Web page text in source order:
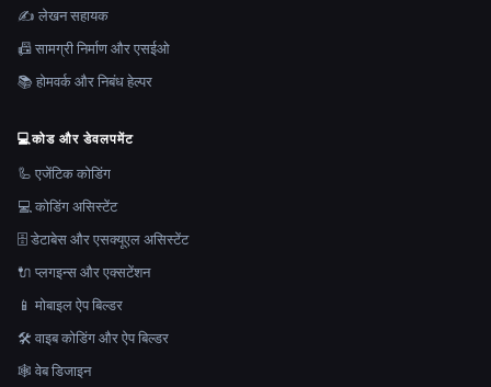
✍️ लेखन सहायक
📠 सामग्री निर्माण और एसईओ
📚 होमवर्क और निबंध हेल्पर
💻कोड और डेवलपमेंट
🦾 एजेंटिक कोडिंग
💻 कोडिंग असिस्टेंट
🗄️ डेटाबेस और एसक्यूएल असिस्टेंट
🔌 प्लगइन्स और एक्सटेंशन
📱 मोबाइल ऐप बिल्डर
🛠️ वाइब कोडिंग और ऐप बिल्डर
🕸 वेब डिजाइन